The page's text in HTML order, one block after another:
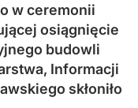
w ceremonii
osiągnięcie
budowli
Informacji
skłoniło